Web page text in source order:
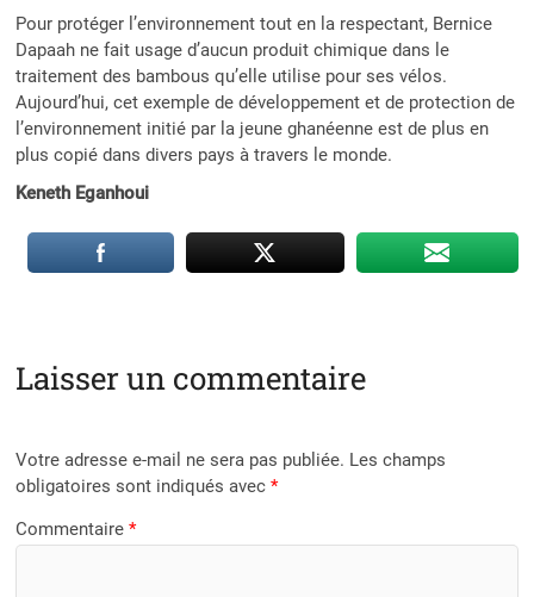
Pour protéger l’environnement tout en la respectant, Bernice
Dapaah ne fait usage d’aucun produit chimique dans le
traitement des bambous qu’elle utilise pour ses vélos.
Aujourd’hui, cet exemple de développement et de protection de
l’environnement initié par la jeune ghanéenne est de plus en
plus copié dans divers pays à travers le monde.
Keneth Eganhoui
Laisser un commentaire
Votre adresse e-mail ne sera pas publiée. Les champs
obligatoires sont indiqués avec*
Commentaire*